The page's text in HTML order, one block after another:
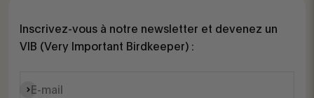
Inscrivez-vous à notre newsletter et devenez un
VIB (Very Important Birdkeeper) :
E-mail
S'inscrire